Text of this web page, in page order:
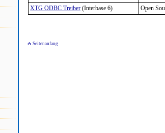
XTG ODBC Treiber (Interbase 6) Open
Seitenanfang